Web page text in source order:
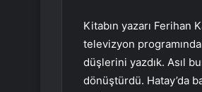
Kitabın yazarı Ferihan
televizyon
düşlerini yazdık. Asıl
dönüştürdü. Hatay’da